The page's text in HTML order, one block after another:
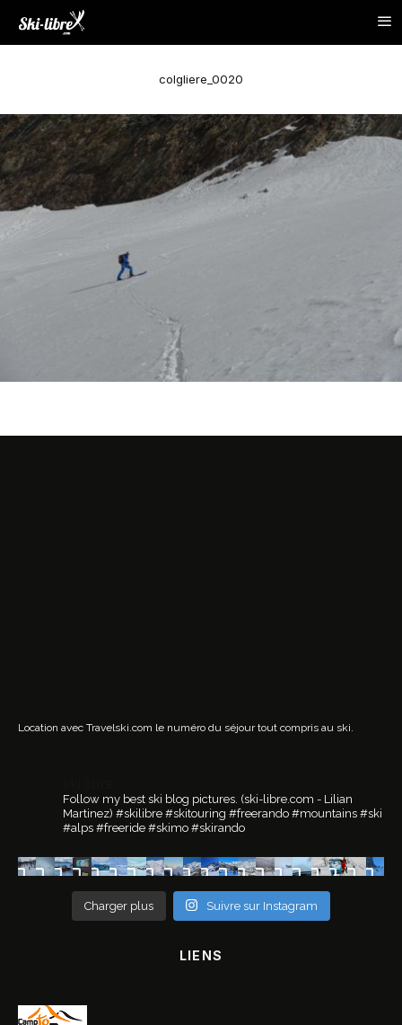
colgliere_0020
Location avec Travelski.com le numéro du séjour tout compris au ski.
Follow my best ski blog pictures. (ski-libre.com - Lilian
Martinez) #skilibre #skitouring #freerando #mountains #ski
#alps #freeride #skimo #skirando
Charger plus Suivre sur Instagram
LIENS